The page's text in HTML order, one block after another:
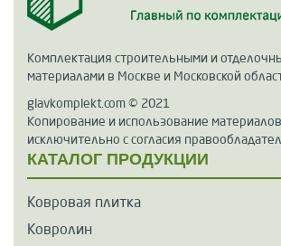
Комплектация строительными и
материалами в Москве и Московской
glavkomplekt.com © 2021
Копирование и использование
исключительно с согласия
КАТАЛОГ ПРОДУКЦИИ
Ковровая плитка
Ковролин